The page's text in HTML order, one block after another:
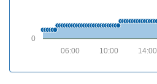
0
14:00
10:00
06:00